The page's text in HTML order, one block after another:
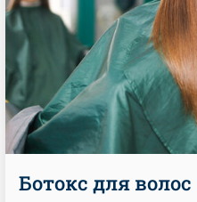
Ботокс для волос